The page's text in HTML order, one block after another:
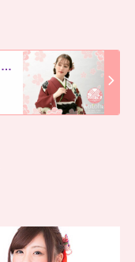
卒業式袴Kotoha（ブライダルサロン寿）